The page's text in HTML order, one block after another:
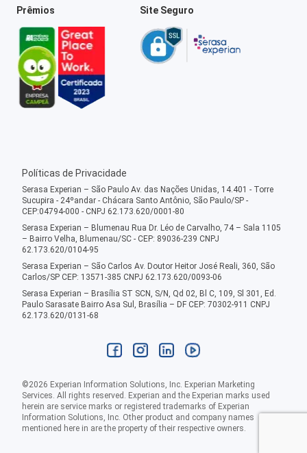
Prêmios Site Seguro
Políticas de Privacidade
Serasa Experian – São Paulo Av. das Nações Unidas, 14.401 - Torre
Sucupira - 24ºandar - Chácara Santo Antônio, São Paulo/SP -
CEP:04794-000 - CNPJ 62.173.620/0001-80
Serasa Experian – Blumenau Rua Dr. Léo de Carvalho, 74 – Sala 1105
– Bairro Velha, Blumenau/SC - CEP: 89036-239 CNPJ
62.173.620/0104-95
Serasa Experian – São Carlos Av. Doutor Heitor José Reali, 360, São
Carlos/SP CEP: 13571-385 CNPJ 62.173.620/0093-06
Serasa Experian – Brasília ST SCN, S/N, Qd 02, Bl C, 109, Sl 301, Ed.
Paulo Sarasate Bairro Asa Sul, Brasília – DF CEP: 70302-911 CNPJ
62.173.620/0131-68
©2026 Experian Information Solutions, Inc. Experian Marketing
Services. All rights reserved. Experian and the Experian marks used
herein are service marks or registered trademarks of Experian
Information Solutions, Inc. Other product and company names
mentioned here in are the property of their respective owners.